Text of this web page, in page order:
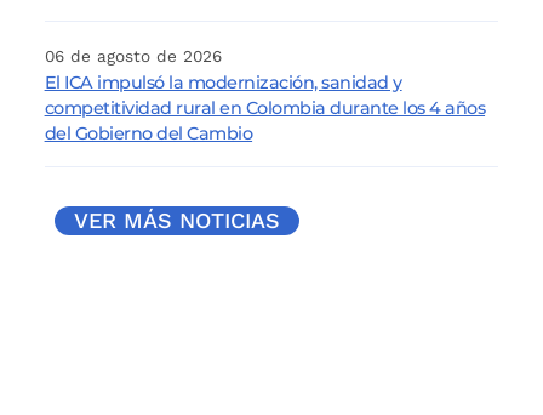
06 de agosto de 2026
El ICA impulsó la modernización, sanidad y
competitividad rural en Colombia durante los 4 años
del Gobierno del Cambio
VER MÁS NOTICIAS